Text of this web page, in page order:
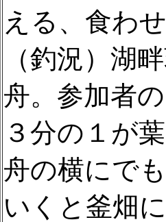
える、食わ
（釣況）湖
舟。参加者
３分の１が
舟の横にで
いくと釜畑